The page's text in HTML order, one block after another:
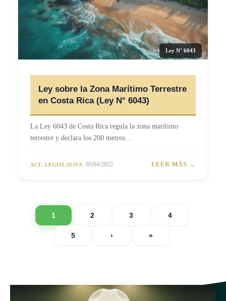
Ley N° 6043
Ley sobre la Zona Marítimo Terrestre
en Costa Rica (Ley N° 6043)
La Ley 6043 de Costa Rica regula la zona marítimo
terrestre y declara los 200 metros…
ACT. LEGISLATIVA 05/04/2022 LEER MÁS →
1 2 3 4
5 › »